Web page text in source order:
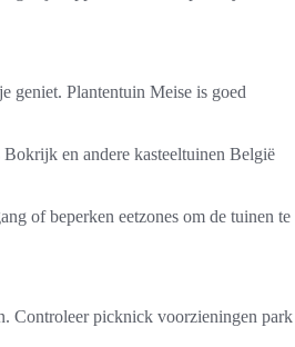
geniet. Plantentuin Meise is goed
en andere kasteeltuinen België
of beperken eetzones om de tuinen te
Controleer picknick voorzieningen park